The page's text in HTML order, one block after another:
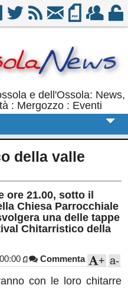
e dell'Ossola: News,
: Mergozzo : Eventi
della valle
ore 21.00, sotto il
Chiesa Parrocchiale
una delle tappe
Chitarristico della
Commenta a-
+
con le loro chitarre